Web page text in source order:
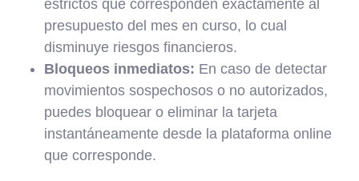
estrictos que corresponden exactamente al
presupuesto del mes en curso, lo cual
disminuye riesgos financieros.
Bloqueos inmediatos: En caso de detectar
movimientos sospechosos o no autorizados,
puedes bloquear o eliminar la tarjeta
instantáneamente desde la plataforma online
que corresponde.